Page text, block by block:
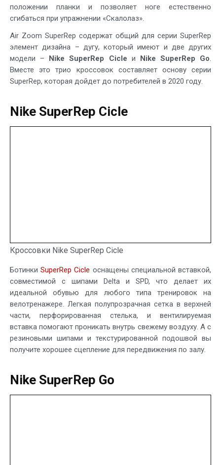
положении планки и позволяет ноге естественно
сгибаться при упражнении «Скалолаз».
Air Zoom SuperRep содержат общий для серии SuperRep
элемент дизайна – дугу, который имеют и две других
модели – Nike SuperRep Cicle и Nike SuperRep Go.
Вместе это трио кроссовок составляет основу серии
SuperRep, которая дойдет до потребителей в 2020 году.
Nike SuperRep Cicle
Кроссовки Nike SuperRep Cicle
БотинкиSuperRep Cicle оснащены специальной вставкой,
совместимой с шипами Delta и SPD, что делает их
идеальной обувью для любого типа тренировок на
велотренажере. Легкая полупрозрачная сетка в верхней
части, перфорированная стелька, и вентилируемая
вставка помогают проникать внутрь свежему воздуху. А с
резиновыми шипами и текстурированной подошвой вы
получите хорошее сцепление для передвижения по залу.
Nike SuperRep Go